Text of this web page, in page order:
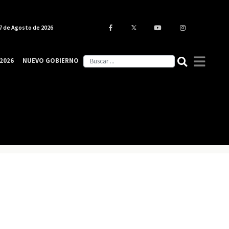
de Agosto de 2026
NUEVO GOBIERNO